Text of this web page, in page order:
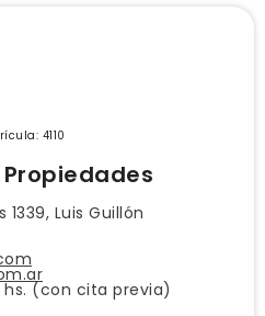
Luis Guillón
hs. (con cita previa)
4110